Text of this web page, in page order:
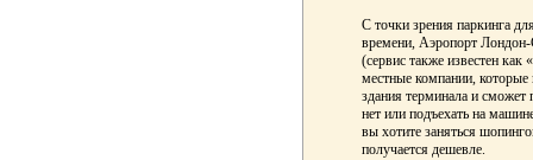
С точки зрения паркинга
времени, Аэропорт
(сервис также известен
местные компании,
здания терминала и сможет
нет или подъехать на
вы хотите заняться
получается дешевле.